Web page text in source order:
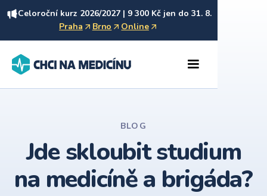
Celoroční kurz 2026/2027 | 9 300 Kč jen do 31. 8.
Praha
Brno Online
BLOG
Jde skloubit studium
na medicíně a brigáda?